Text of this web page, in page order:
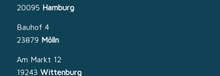
20095 Hamburg
Bauhof 4
23879 Mölln
Am Markt 12
19243 Wittenburg